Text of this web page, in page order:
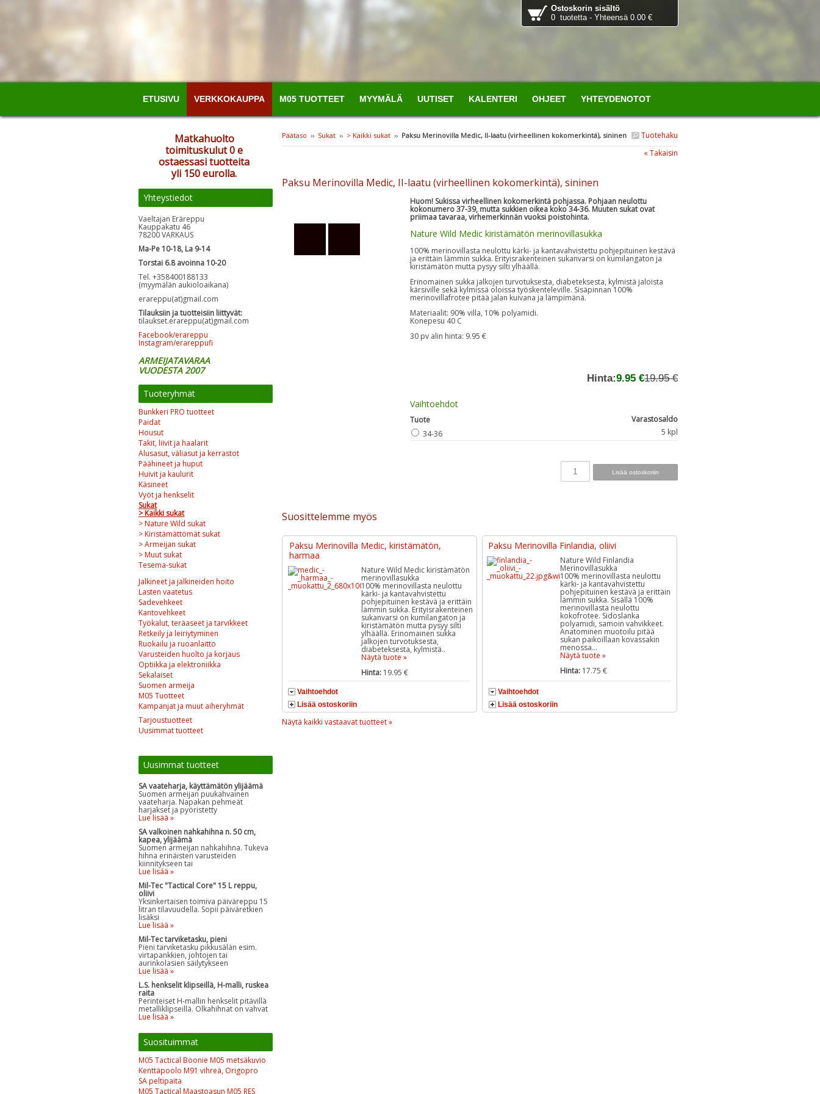
Ostoskorin sisältö
0 tuotetta - Yhteensä 0.00 €
ETUSIVU VERKKOKAUPPA M05 TUOTTEET MYYMÄLÄ UUTISET KALENTERI OHJEET YHTEYDENOTOT
Tuotehaku
Päätaso ›› Sukat ›› > Kaikki sukat ›› Paksu Merinovilla Medic, II-laatu (virheellinen kokomerkintä), sininen
« Takaisin
Paksu Merinovilla Medic, II-laatu (virheellinen kokomerkintä), sininen
Huom! Sukissa virheellinen kokomerkintä pohjassa. Pohjaan neulottu
kokonumero 37-39, mutta sukkien oikea koko 34-36. Muuten sukat ovat
priimaa tavaraa, virhemerkinnän vuoksi poistohinta.
Nature Wild Medic kiristämätön merinovillasukka
100% merinovillasta neulottu kärki- ja kantavahvistettu pohjepituinen kestävä
ja erittäin lämmin sukka. Erityisrakenteinen sukanvarsi on kumilangaton ja
kiristämätön mutta pysyy silti ylhäällä.
Erinomainen sukka jalkojen turvotuksesta, diabeteksesta, kylmistä jaloista
kärsiville sekä kylmissä oloissa työskenteleville. Sisäpinnan 100%
merinovillafrotee pitää jalan kuivana ja lämpimänä.
Materiaalit: 90% villa, 10% polyamidi.
Konepesu 40 C
30 pv alin hinta: 9.95 €
Hinta:9.95 €19.95 €
Vaihtoehdot
Tuote
Varastosaldo
34-36
5 kpl
Suosittelemme myös
Paksu Merinovilla Medic, kiristämätön,
harmaa
Nature Wild Medic kiristämätön
merinovillasukka
100% merinovillasta neulottu
kärki- ja kantavahvistettu
pohjepituinen kestävä ja erittäin
lämmin sukka. Erityisrakenteinen
sukanvarsi on kumilangaton ja
kiristämätön mutta pysyy silti
ylhäällä. Erinomainen sukka
jalkojen turvotuksesta,
diabeteksesta, kylmistä..
Näytä tuote »
Hinta: 19.95 €
Vaihtoehdot
Lisää ostoskoriin
Paksu Merinovilla Finlandia, oliivi
Nature Wild Finlandia
Merinovillasukka
100% merinovillasta neulottu
kärki- ja kantavahvistettu
pohjepituinen kestävä ja erittäin
lämmin sukka. Sisällä 100%
merinovillasta neulottu
kokofrotee. Sidoslanka
polyamidi, samoin vahvikkeet.
Anatominen muotoilu pitää
sukan paikoillaan kovassakin
menossa...
Näytä tuote »
Hinta: 17.75 €
Vaihtoehdot
Lisää ostoskoriin
Näytä kaikki vastaavat tuotteet »
Matkahuolto
toimituskulut 0 e
ostaessasi tuotteita
yli 150 eurolla.
Yhteystiedot
Vaeltajan Eräreppu
Kauppakatu 46
78200 VARKAUS
Ma-Pe 10-18, La 9-14
Torstai 6.8 avoinna 10-20
Tel. +358400188133
(myymälän aukioloaikana)
erareppu(at)gmail.com
Tilauksiin ja tuotteisiin liittyvät:
tilaukset.erareppu(at)gmail.com
Facebook/erareppu
Instagram/erareppufi
ARMEIJATAVARAA
VUODESTA 2007
Tuoteryhmät
Bunkkeri PRO tuotteet
Paidat
Housut
Takit, liivit ja haalarit
Alusasut, väliasut ja kerrastot
Päähineet ja huput
Huivit ja kaulurit
Käsineet
Vyöt ja henkselit
Sukat
> Kaikki sukat
> Nature Wild sukat
> Kiristämättömät sukat
> Armeijan sukat
> Muut sukat
Tesema-sukat
Jalkineet ja jalkineiden hoito
Lasten vaatetus
Sadevehkeet
Kantovehkeet
Työkalut, teräaseet ja tarvikkeet
Retkeily ja leiriytyminen
Ruokailu ja ruoanlaitto
Varusteiden huolto ja korjaus
Optiikka ja elektroniikka
Sekalaiset
Suomen armeija
M05 Tuotteet
Kampanjat ja muut aiheryhmät
Tarjoustuotteet
Uusimmat tuotteet
Uusimmat tuotteet
SA vaateharja, käyttämätön ylijäämä
Suomen armeijan puukahvainen
vaateharja. Napakan pehmeät
harjakset ja pyöristetty
Lue lisää »
SA valkoinen nahkahihna n. 50 cm,
kapea, ylijäämä
Suomen armeijan nahkahihna. Tukeva
hihna erinäisten varusteiden
kiinnitykseen tai
Lue lisää »
Mil-Tec "Tactical Core" 15 L reppu,
oliivi
Yksinkertaisen toimiva päiväreppu 15
litran tilavuudella. Sopii päiväretkien
lisäksi
Lue lisää »
Mil-Tec tarviketasku, pieni
Pieni tarviketasku pikkusälän esim.
virtapankkien, johtojen tai
aurinkolasien säilytykseen
Lue lisää »
L.S. henkselit klipseillä, H-malli, ruskea
raita
Perinteiset H-mallin henkselit pitävillä
metalliklipseillä. Olkahihnat on vahvat
Lue lisää »
Suosituimmat
M05 Tactical Boonie M05 metsäkuvio
Kenttäpoolo M91 vihreä, Origopro
SA peltipaita
M05 Tactical Maastoasun M05 RES